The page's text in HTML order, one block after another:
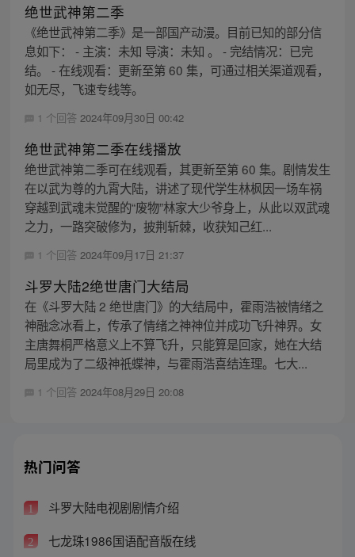
绝世武神第二季
《绝世武神第二季》是一部国产动漫。目前已知的部分信
息如下： - 主演：未知 导演：未知 。 - 完结情况：已完
结。 - 在线观看：更新至第 60 集，可通过相关渠道观看，
如无尽，飞速专线等。
1 个回答 2024年09月30日 00:42
绝世武神第二季在线播放
绝世武神第二季可在线观看，其更新至第 60 集。剧情发生
在以武为尊的九霄大陆，讲述了现代学生林枫因一场车祸
穿越到武魂未觉醒的“废物”林家大少爷身上，从此以双武魂
之力，一路突破修为，披荆斩棘，收获知己红...
1 个回答 2024年09月17日 21:37
斗罗大陆2绝世唐门大结局
在《斗罗大陆 2 绝世唐门》的大结局中，霍雨浩被情绪之
神融念冰看上，传承了情绪之神神位并成功飞升神界。女
主唐舞桐严格意义上不算飞升，只能算是回家，她在大结
局里成为了二级神祇蝶神，与霍雨浩喜结连理。七大...
1 个回答 2024年08月29日 20:08
热门问答
1 斗罗大陆电视剧剧情介绍
2 七龙珠1986国语配音版在线